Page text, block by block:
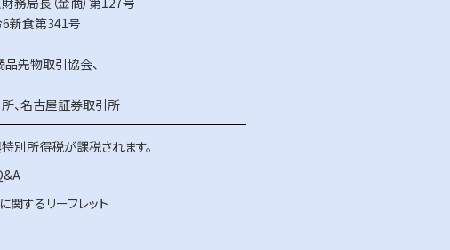
新食第341号
品先物取引協会、
、名古屋証券取引所
別所得税が課税されます。
するリーフレット